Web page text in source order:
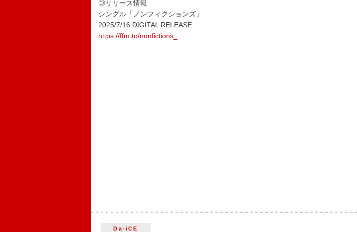
◎リリース情報
シングル「ノンフィクションズ」
2025/7/16 DIGITAL RELEASE
https://ffm.to/nonfictions_
Da-iCE